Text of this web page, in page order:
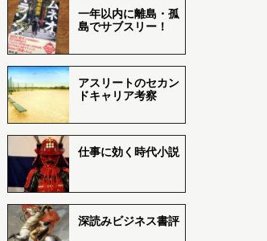
一年以内に離島・孤
島でサブスリー！
アスリートのセカン
ドキャリア考察
仕事に効く時代小説
深読みビジネス書評